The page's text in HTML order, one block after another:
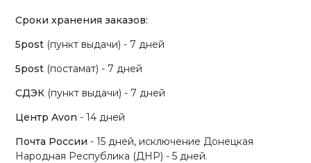
Сроки хранения заказов:
5post (пункт выдачи) - 7 дней
5post (постамат) - 7 дней
СДЭК (пункт выдачи) - 7 дней
ЦентрAvon- 14 дней
Почта России - 15 дней, исключение Донецкая
Народная Республика (ДНР) - 5 дней.